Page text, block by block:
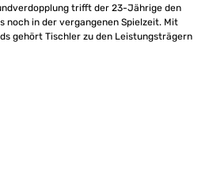
trifft der 23-Jährige den
noch in der vergangenen Spielzeit. Mit
gehört Tischler zu den Leistungsträgern